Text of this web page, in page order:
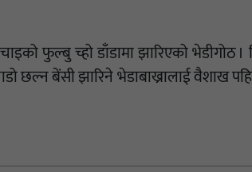
फुल्बु च्हो डाँडामा झारिएको भेडीगोठ ।
छल्न बेंसी झारिने भेडाबाख्रालाई वैशाख